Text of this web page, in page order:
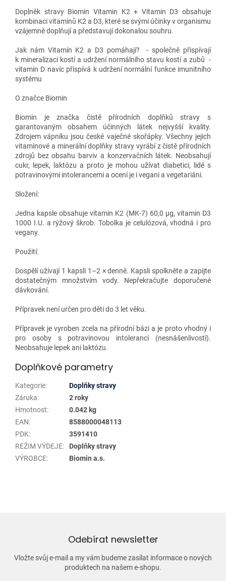
Doplněk stravy Biomin Vitamin K2 + Vitamin D3 obsahuje
kombinaci vitaminů K2 a D3, které se svými účinky v organismu
vzájemně doplňují a představují dokonalou souhru.
Jak nám Vitamín K2 a D3 pomáhají? - společně přispívají
k mineralizaci kostí a udržení normálního stavu kostí a zubů -
vitamin D navíc přispívá k udržení normální funkce imunitního
systému
O značce Biomin
Biomin je značka čistě přírodních doplňků stravy s
garantovaným obsahem účinných látek nejvyšší kvality.
Zdrojem vápníku jsou české vaječné skořápky. Všechny jejich
vitaminové a minerální doplňky stravy vyrábí z čistě přírodních
zdrojů bez obsahu barviv a konzervačních látek. Neobsahují
cukr, lepek, laktózu a proto je mohou užívat diabetici, lidé s
potravinovými intolerancemi a ocení je i vegani a vegetariáni.
Složení:
Jedna kapsle obsahuje vitamin K2 (MK-7) 60,0 μg, vitamin D3
1000 I.U. a rýžový škrob. Tobolka je celulózová, vhodná i pro
vegany.
Použití:
Dospělí užívají 1 kapsli 1–2 × denně. Kapsli spolkněte a zapijte
dostatečným množstvím vody. Nepřekračujte doporučené
dávkování.
Přípravek není určen pro děti do 3 let věku.
Přípravek je vyroben zcela na přírodní bázi a je proto vhodný i
pro osoby s potravinovou intolerancí (nesnášenlivostí).
Neobsahuje lepek ani laktózu.
Doplňkové parametry
Kategorie:
Doplňky stravy
Záruka:
2 roky
Hmotnost:
0.042 kg
EAN:
8588000048113
PDK:
3591410
REŽIM VÝDEJE:
Doplňky stravy
VÝROBCE: Biomin a.s.
Odebírat newsletter
Vložte svůj e-mail a my vám budeme zasílat informace o nových
produktech na našem e-shopu.